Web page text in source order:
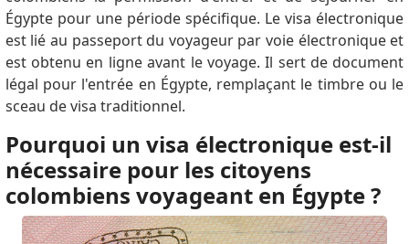
Égypte pour une période spécifique. Le visa électronique
est lié au passeport du voyageur par voie électronique et
est obtenu en ligne avant le voyage. Il sert de document
légal pour l'entrée en Égypte, remplaçant le timbre ou le
sceau de visa traditionnel.
Pourquoi un visa électronique est-il
nécessaire pour les citoyens
colombiens voyageant en Égypte ?